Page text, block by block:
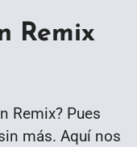
Remix
Remix? Pues
más. Aquí nos